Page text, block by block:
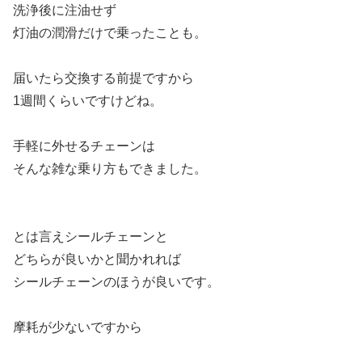
洗浄後に注油せず
灯油の潤滑だけで乗ったことも。
届いたら交換する前提ですから
1週間くらいですけどね。
手軽に外せるチェーンは
そんな雑な乗り方もできました。
とは言えシールチェーンと
どちらが良いかと聞かれれば
シールチェーンのほうが良いです。
摩耗が少ないですから